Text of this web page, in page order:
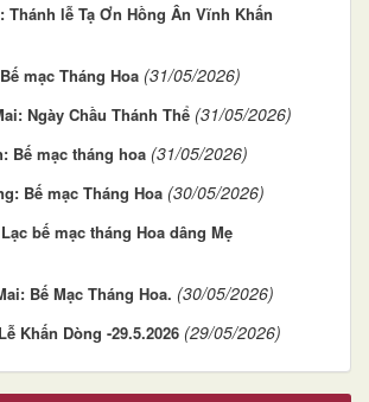
Thánh lễ Tạ Ơn Hồng Ân Vĩnh Khấn
mạc Tháng Hoa (31/05/2026)
Ngày Chầu Thánh Thể (31/05/2026)
Bế mạc tháng hoa (31/05/2026)
Bế mạc Tháng Hoa (30/05/2026)
bế mạc tháng Hoa dâng Mẹ
Bế Mạc Tháng Hoa. (30/05/2026)
Khấn Dòng -29.5.2026 (29/05/2026)